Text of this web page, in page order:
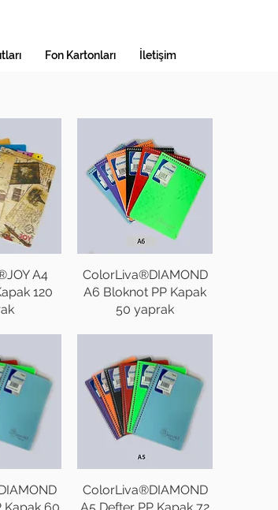
Fon Kartonları İletişim
A4
120
ColorLiva®DIAMOND
A6 Bloknot PP Kapak
50 yaprak
ColorLiva®DIAMOND